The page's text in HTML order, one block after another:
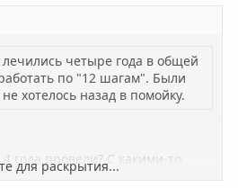
четыре года в общей
по "12 шагам". Были
хотелось назад в помойку.
для раскрытия...
года провели? С какими-то
или было кому
для раскрытия...